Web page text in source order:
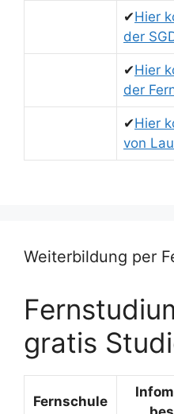
✔Hier
der
✔Hier
der
✔Hier
von
Weiterbildung per
gratis
Fernschule